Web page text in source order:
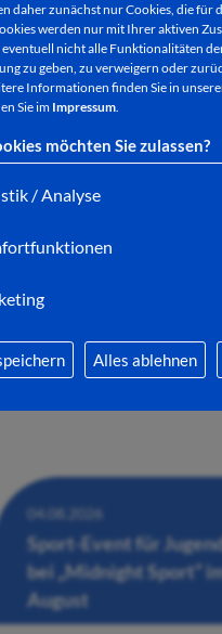
daher zunächst nur Cookies, die
werden nur mit Ihrer aktiven
nicht alle Funktionalitäten
zu geben, zu verweigern oder
Informationen finden Sie in
Sie im Impressum.
möchten Sie zulassen?
/ Analyse
Alles ablehnen
06.08.2026
zur Schlager-Musik
04.08.2026
Sport-Event für
bei „Midnight Sport“
August